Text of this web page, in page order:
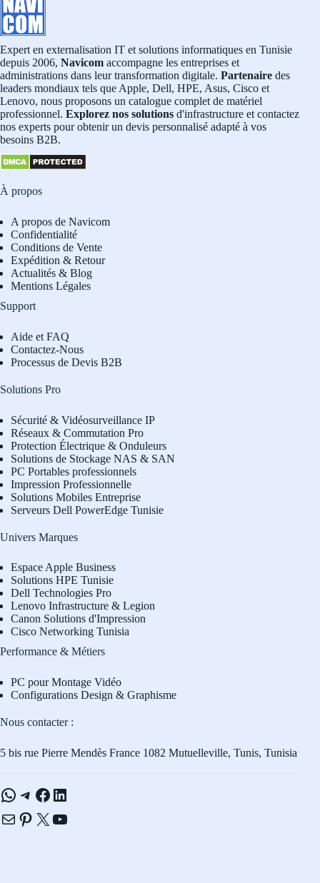
Expert en externalisation IT et solutions informatiques en Tunisie
depuis 2006, Navicom accompagne les entreprises et
administrations dans leur transformation digitale. Partenaire des
leaders mondiaux tels que Apple, Dell, HPE, Asus, Cisco et
Lenovo, nous proposons un catalogue complet de matériel
professionnel. Explorez nos solutions d'infrastructure et contactez
nos experts pour obtenir un devis personnalisé adapté à vos
besoins B2B.
À propos
A propos de Navicom
Confidentialité
Conditions de Vente
Expédition & Retour
Actualités & Blog
Mentions Légales
Support
Aide et FAQ
Contactez-Nous
Processus de Devis B2B
Solutions Pro
Sécurité & Vidéosurveillance IP
Réseaux & Commutation Pro
Protection Électrique & Onduleurs
Solutions de Stockage NAS & SAN
PC Portables professionnels
Impression Professionnelle
Solutions Mobiles Entreprise
Serveurs Dell PowerEdge Tunisie
Univers Marques
Espace Apple Business
Solutions HPE Tunisie
Dell Technologies Pro
Lenovo Infrastructure & Legion
Canon Solutions d'Impression
Cisco Networking Tunisia
Performance & Métiers
PC pour Montage Vidéo
Configurations Design & Graphisme
Nous contacter :
5 bis rue Pierre Mendès France 1082 Mutuelleville, Tunis, Tunisia
WhatsApp
Telegram
Facebook
LinkedIn
E-mailPinterest
X YouTube